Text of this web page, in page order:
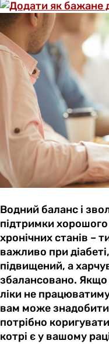
Водний баланс і
підтримки
хронічних станів –
важливо при
підвищений, а
збалансовано. Якщо
ліки не
вам може
потрібно коригувати
котрі є у вашому